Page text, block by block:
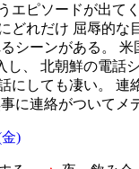
エピソードが出て
どれだけ 屈辱的な
シーンがある。 米
し、 北朝鮮の電話
にしても凄い。 連
に連絡がついてメ
金)